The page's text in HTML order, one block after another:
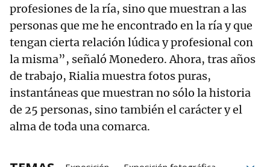
profesiones de la ría, sino que muestran a las
personas que me he encontrado en la ría y que
tengan cierta relación lúdica y profesional con
la misma”, señaló Monedero. Ahora, tras años
de trabajo, Rialia muestra fotos puras,
instantáneas que muestran no sólo la historia
de 25 personas, sino también el carácter y el
alma de toda una comarca.